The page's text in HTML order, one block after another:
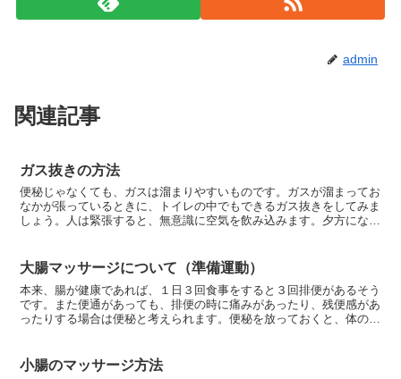
admin
関連記事
ガス抜きの方法
便秘じゃなくても、ガスは溜まりやすいものです。ガスが溜まってお
なかが張っているときに、トイレの中でもできるガス抜きをしてみま
しょう。人は緊張すると、無意識に空気を飲み込みます。夕方になっ
大腸マッサージについて（準備運動）
本来、腸が健康であれば、１日３回食事をすると３回排便があるそう
です。また便通があっても、排便の時に痛みがあったり、残便感があ
ったりする場合は便秘と考えられます。便秘を放っておくと、体の冷
小腸のマッサージ方法